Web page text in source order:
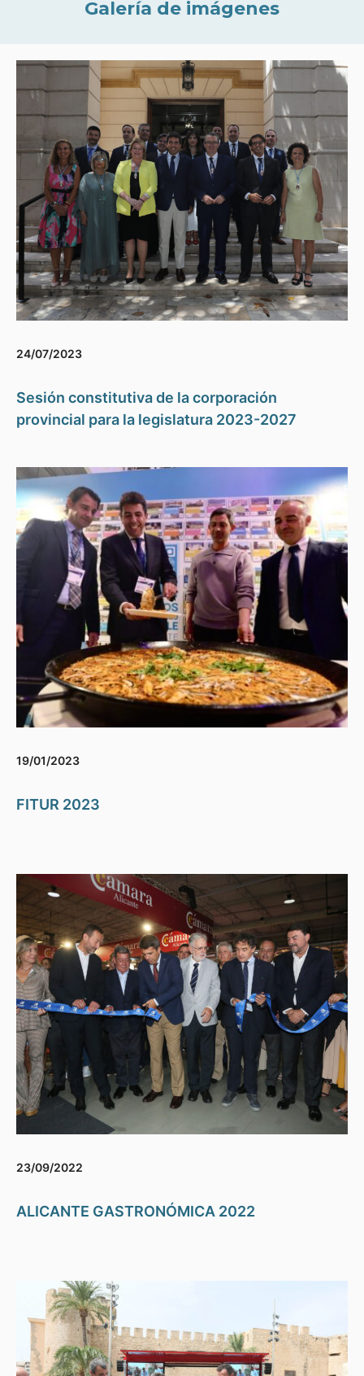
Galería de imágenes
24/07/2023
Sesión constitutiva de la corporación
provincial para la legislatura 2023-2027
19/01/2023
FITUR 2023
23/09/2022
ALICANTE GASTRONÓMICA 2022